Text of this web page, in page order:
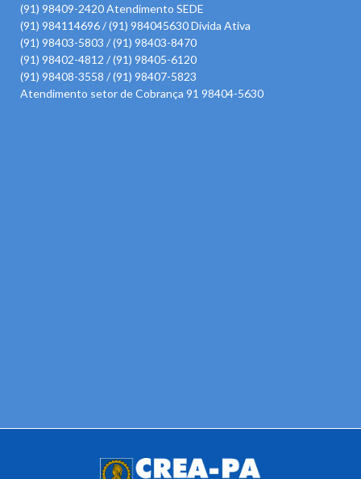
(91) 98409-2420 Atendimento SEDE
(91) 984114696 / (91) 984045630 Divida Ativa
(91) 98403-5803 / (91) 98403-8470
(91) 98402-4812 / (91) 98405-6120
(91) 98408-3558 / (91) 98407-5823
Atendimento setor de Cobrança 91 98404-5630